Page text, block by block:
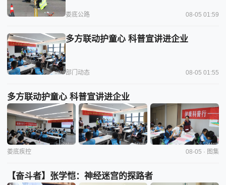
娄底公路 08-05 01:59
多方联动护童心 科普宣讲进企业
部门动态 08-05 01:55
多方联动护童心 科普宣讲进企业
娄底疾控 08-05 · 图集
【奋斗者】张学恺：神经迷宫的探路者